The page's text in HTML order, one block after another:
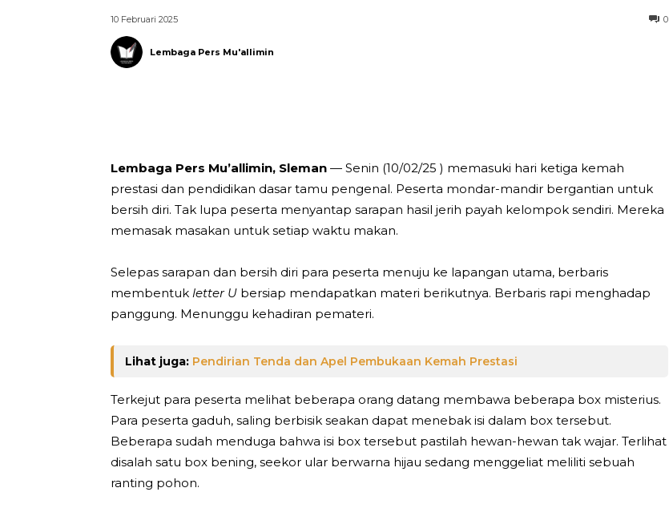
0
10 Februari 2025
Lembaga Pers Mu'allimin
Lembaga Pers Mu’allimin, Sleman — Senin (10/02/25 ) memasuki hari ketiga kemah
prestasi dan pendidikan dasar tamu pengenal. Peserta mondar-mandir bergantian untuk
bersih diri. Tak lupa peserta menyantap sarapan hasil jerih payah kelompok sendiri. Mereka
memasak masakan untuk setiap waktu makan.
Selepas sarapan dan bersih diri para peserta menuju ke lapangan utama, berbaris
membentuk letter U bersiap mendapatkan materi berikutnya. Berbaris rapi menghadap
panggung. Menunggu kehadiran pemateri.
Lihat juga: Pendirian Tenda dan Apel Pembukaan Kemah Prestasi
Terkejut para peserta melihat beberapa orang datang membawa beberapa box misterius.
Para peserta gaduh, saling berbisik seakan dapat menebak isi dalam box tersebut.
Beberapa sudah menduga bahwa isi box tersebut pastilah hewan-hewan tak wajar. Terlihat
disalah satu box bening, seekor ular berwarna hijau sedang menggeliat meliliti sebuah
ranting pohon.